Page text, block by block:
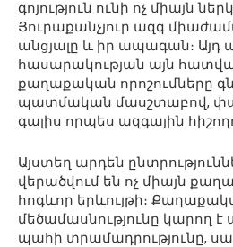
գոյություն ունի ոչ միայն
Յուրաքանչյուր ազգ
անցյալը և իր ապագան։
հասարակության այն
քաղաքական որոշումները
պատմական մասշտաբով,
գալիս որպես ազգային
Այստեղ արդեն
վերածվում են ոչ միայն
հոգևոր երևույթի։
մեծամասնությունը կարող
պահի տրամադրությունը,